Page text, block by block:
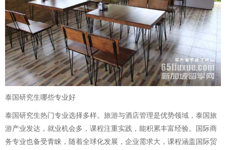
泰国研究生哪些专业好
泰国研究生热门专业选择多样。旅游与酒店管理是优势领域，泰国旅
游产业发达，就业机会多，课程注重实践，能积累丰富经验。国际商
务专业也备受青睐，随着全球化发展，企业需求大，课程涵盖国际贸